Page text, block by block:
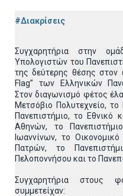
#Διακρίσεις
Συγχαρητήρια στην
Υπολογιστών του
της δεύτερης θέσης στον
Flag” των Ελληνικών
Στον διαγωνισμό φέτος
Μετσόβιο Πολυτεχνείο, το
Πανεπιστήμιο, το Εθνικό
Αθηνών, το
Ιωαννίνων, το
Πατρών, το
Πελοποννήσου και το
Συγχαρητήρια στους
συμμετείχαν: